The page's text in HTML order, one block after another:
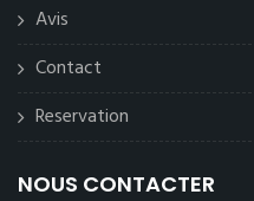
Avis
Contact
Reservation
NOUS CONTACTER